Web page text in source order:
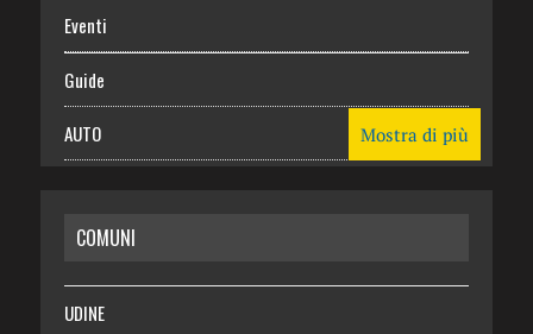
Eventi
Guide
AUTO
RISPARMIO
SALUTE
Mostra di più
COMUNI
UDINE